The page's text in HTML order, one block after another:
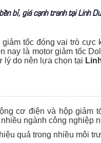
bỉ, giá cạnh tranh tại Linh
tốc đóng vai trò
nay là motor giảm tốc
lý do nên lựa chọn tại
cơ điện và hộp giảm
ngành công nghiệp
quả trong nhiều môi